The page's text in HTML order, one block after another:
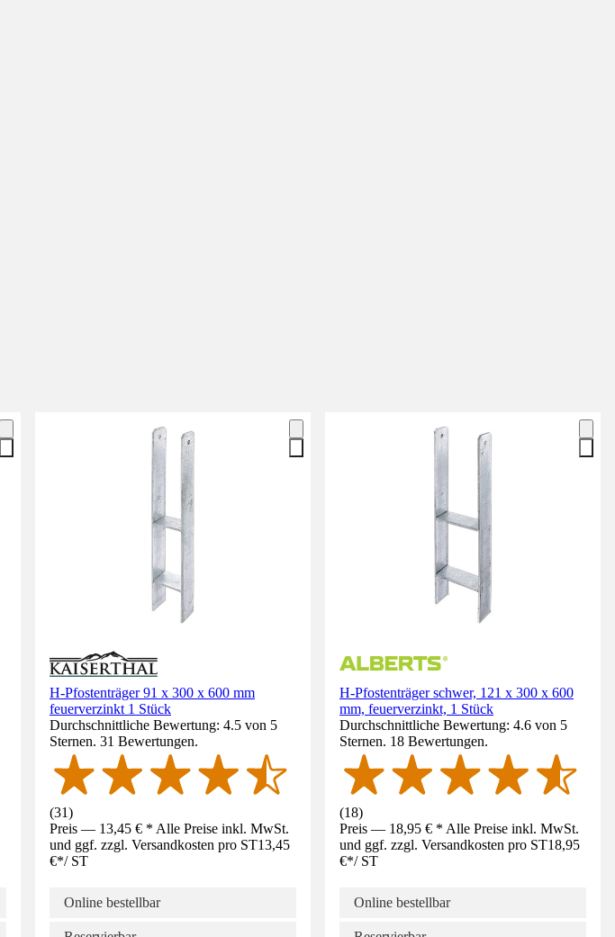
H-Pfostenträger 91 x 300 x 600 mm
feuerverzinkt 1 Stück
Durchschnittliche Bewertung: 4.5 von 5
Sternen. 31 Bewertungen.
(31)
Preis — 13,45 € * Alle Preise inkl. MwSt.
und ggf. zzgl. Versandkosten pro ST13,45
€*/ ST
Online bestellbar
H-Pfostenträger schwer, 121 x 300 x 600
mm, feuerverzinkt, 1 Stück
Durchschnittliche Bewertung: 4.6 von 5
Sternen. 18 Bewertungen.
(18)
Preis — 18,95 € * Alle Preise inkl. MwSt.
und ggf. zzgl. Versandkosten pro ST18,95
€*/ ST
Online bestellbar